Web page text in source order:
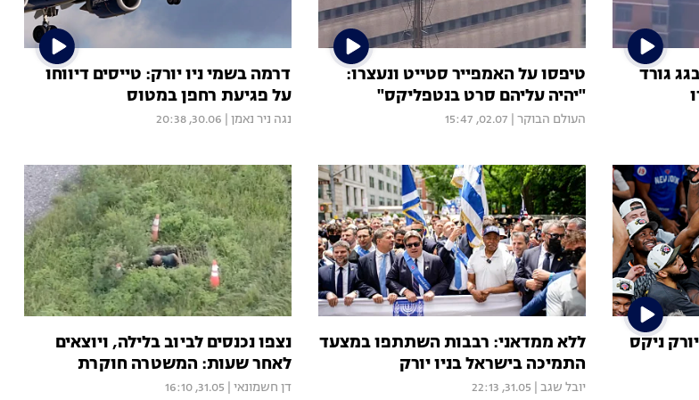
גורד
טיפסו על האמפייר סטייט ונעצרו:
"יהיה עליהם סרט בנטפליקס"
העולם הבוקר 02.07, 15:47
דרמה בשמי ניו יורק: טייסים דיווחו
על פגיעת רחפן במטוס
נגה ניר נאמן 30.06, 20:38
ניו יורק ניקס
ללא ממדאני: רבבות השתתפו במצעד
התמיכה בישראל בניו יורק
יובל שגב 31.05, 22:13
נצפו נכנסים לביוב בלילה, ויוצאים
לאחר שעות: המשטרה חוקרת
דן חשמונאי 31.05, 16:10